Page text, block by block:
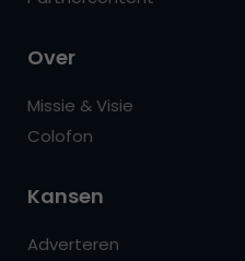
Over
Missie & Visie
Colofon
Kansen
Adverteren